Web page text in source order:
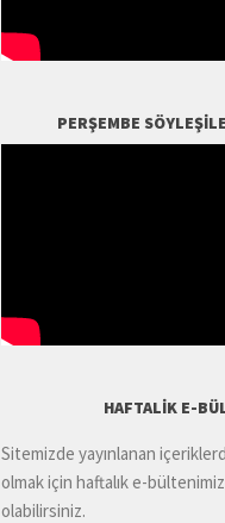
PERŞEMBE
HAFTALIK E-
Sitemizde yayınlanan
olmak için haftalık e-
olabilirsiniz.